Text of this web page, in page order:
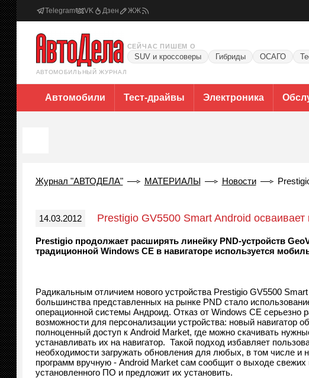
Telegram VK Дзен ЖЖ
АВТОМОБИЛЬНЫЙ ЖУРНАЛ
СЕЙЧАС ПИШЕМ О
SUV и кроссоверы Гибриды ОСАГО
Автомобили Тест-драйвы Электроника
Журнал "АВТОДЕЛА" МАТЕРИАЛЫ Новости
14.03.2012 Prestigio GV5500 Smart Android
Prestigio продолжает расширять линейку PND-устройств
традиционной Windows CE в навигаторе используется
Радикальным отличием нового устройства Prestigio GV5500 Smart
большинства представленных на рынке PND стало
операционной системы Андроид. Отказ от Windows CE серьезно
возможности для персонализации устройства: новый навигатор
полноценный доступ к Android Market, где можно скачивать
устанавливать их на навигатор. Такой подход избавляет
необходимости загружать обновления для любых, в том числе и
программ вручную - Android Market сам сообщит о выходе свежих
установленного ПО и предложит их установить.